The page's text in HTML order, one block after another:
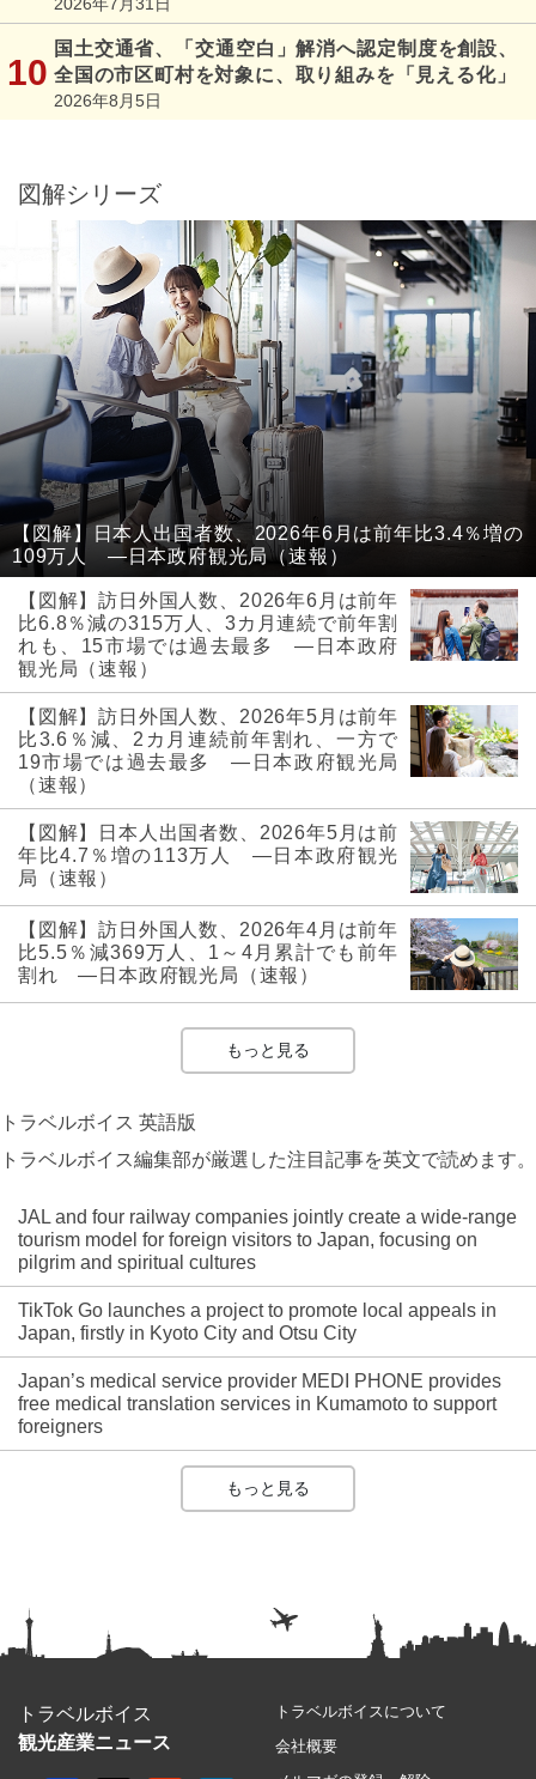
国土交通省、「交通空白」解消へ認定制度を創設、
全国の市区町村を対象に、取り組みを「見える化」
2026年8月5日
図解シリーズ
【図解】日本人出国者数、2026年6月は前年比3.4％増の
109万人 ―日本政府観光局（速報）
【図解】訪日外国人数、2026年6月は前年
比6.8％減の315万人、3カ月連続で前年割
れも、15市場では過去最多 ―日本政府
観光局（速報）
【図解】訪日外国人数、2026年5月は前年
比3.6％減、2カ月連続前年割れ、一方で
19市場では過去最多 ―日本政府観光局
（速報）
【図解】日本人出国者数、2026年5月は前
年比4.7％増の113万人 ―日本政府観光
局（速報）
【図解】訪日外国人数、2026年4月は前年
比5.5％減369万人、1～4月累計でも前年
割れ ―日本政府観光局（速報）
もっと見る
トラベルボイス 英語版
トラベルボイス編集部が厳選した注目記事を英文で読めます。
JAL and four railway companies jointly create a wide-range
tourism model for foreign visitors to Japan, focusing on
pilgrim and spiritual cultures
TikTok Go launches a project to promote local appeals in
Japan, firstly in Kyoto City and Otsu City
Japan’s medical service provider MEDI PHONE provides
free medical translation services in Kumamoto to support
foreigners
もっと見る
トラベルボイス
観光産業ニュース
トラベルボイスについて
会社概要